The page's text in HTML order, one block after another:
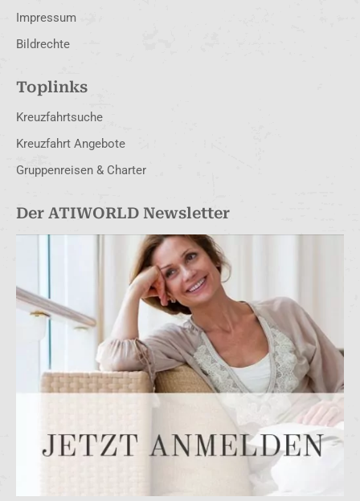
Impressum
Bildrechte
Toplinks
Kreuzfahrtsuche
Kreuzfahrt Angebote
Gruppenreisen & Charter
Der ATIWORLD Newsletter